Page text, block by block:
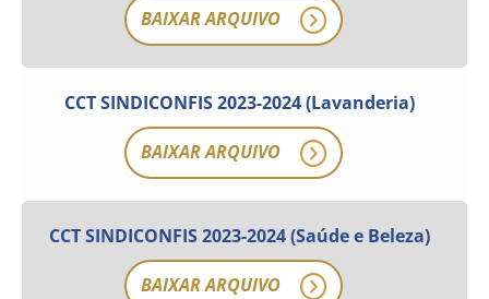
BAIXAR ARQUIVO
CCT SINDICONFIS 2023-2024 (Lavanderia)
BAIXAR ARQUIVO
CCT SINDICONFIS 2023-2024 (Saúde e Beleza)
BAIXAR ARQUIVO